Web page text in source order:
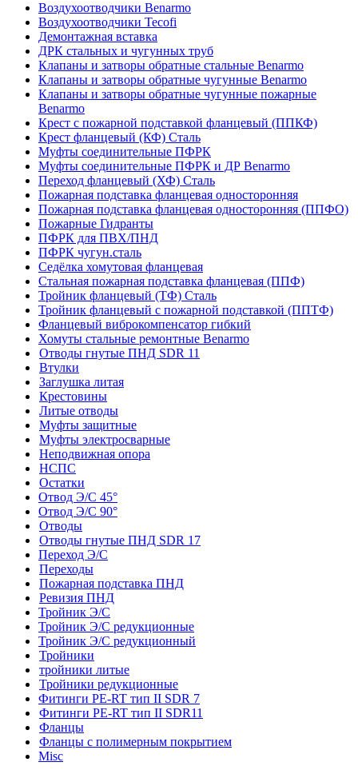
Воздухоотводчики Benarmo
Воздухоотводчики Tecofi
Демонтажная вставка
ДРК стальных и чугунных труб
Клапаны и затворы обратные стальные Benarmo
Клапаны и затворы обратные чугунные Benarmo
Клапаны и затворы обратные чугунные пожарные
Benarmo
Крест с пожарной подставкой фланцевый (ППКФ)
Крест фланцевый (КФ) Сталь
Муфты соединительные ПФРК
Муфты соединительные ПФРК и ДР Benarmo
Переход фланцевый (ХФ) Сталь
Пожарная подставка фланцевая односторонняя
Пожарная подставка фланцевая односторонняя (ППФО)
Пожарные Гидранты
ПФРК для ПВХ/ПНД
ПФРК чугун.сталь
Седёлка хомутовая фланцевая
Стальная пожарная подставка фланцевая (ППФ)
Тройник фланцевый (ТФ) Сталь
Тройник фланцевый с пожарной подставкой (ППТФ)
Фланцевый виброкомпенсатор гибкий
Хомуты стальные ремонтные Benarmo
Отводы гнутые ПНД SDR 11
Втулки
Заглушка литая
Крестовины
Литые отводы
Муфты защитные
Муфты электросварные
Неподвижная опора
НСПС
Остатки
Отвод Э/С 45°
Отвод Э/С 90°
Отводы
Отводы гнутые ПНД SDR 17
Переход Э/С
Переходы
Пожарная подставка ПНД
Ревизия ПНД
Тройник Э/С
Тройник Э/С редукционные
Тройник Э/С редукционный
Тройники
тройники литые
Тройники редукционные
Фитинги PE-RT тип II SDR 7
Фитинги PE-RT тип II SDR11
Фланцы
Фланцы с полимерным покрытием
Misc